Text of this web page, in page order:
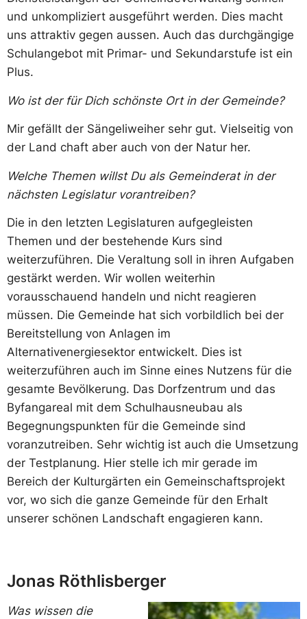
und unkompliziert ausgeführt werden. Dies macht
uns attraktiv gegen aussen. Auch das durchgängige
Schulangebot mit Primar- und Sekundarstufe ist ein
Plus.
Wo ist der für Dich schönste Ort in der Gemeinde?
Mir gefällt der Sängeliweiher sehr gut. Vielseitig von
der Land chaft aber auch von der Natur her.
Welche Themen willst Du als Gemeinderat in der
nächsten Legislatur vorantreiben?
Die in den letzten Legislaturen aufgegleisten
Themen und der bestehende Kurs sind
weiterzuführen. Die Veraltung soll in ihren Aufgaben
gestärkt werden. Wir wollen weiterhin
vorausschauend handeln und nicht reagieren
müssen. Die Gemeinde hat sich vorbildlich bei der
Bereitstellung von Anlagen im
Alternativenergiesektor entwickelt. Dies ist
weiterzuführen auch im Sinne eines Nutzens für die
gesamte Bevölkerung. Das Dorfzentrum und das
Byfangareal mit dem Schulhausneubau als
Begegnungspunkten für die Gemeinde sind
voranzutreiben. Sehr wichtig ist auch die Umsetzung
der Testplanung. Hier stelle ich mir gerade im
Bereich der Kulturgärten ein Gemeinschaftsprojekt
vor, wo sich die ganze Gemeinde für den Erhalt
unserer schönen Landschaft engagieren kann.
Jonas Röthlisberger
Was wissen die